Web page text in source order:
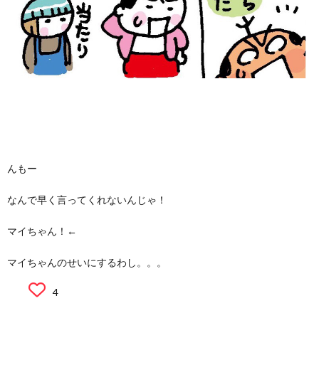
んもー
なんで早く言ってくれないんじゃ！
マイちゃん！←
マイちゃんのせいにするわし。。。
4